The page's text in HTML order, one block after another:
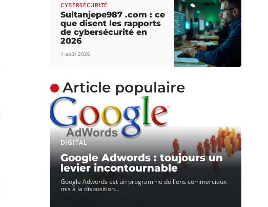
CYBERSÉCURITÉ
Sultanjepe987 .com : ce
que disent les rapports
de cybersécurité en
2026
1 août 2026
Article populaire
DIGITAL
Google Adwords : toujours un
levier incontournable
Google Adwords est un programme de liens commerciaux
mis à la disposition…